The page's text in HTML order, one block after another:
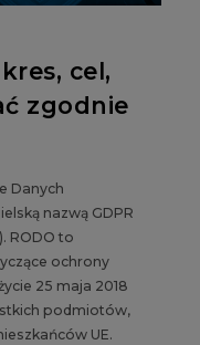
cel,
zgodnie
Danych
nazwą GDPR
RODO to
ochrony
25 maja 2018
podmiotów,
UE.